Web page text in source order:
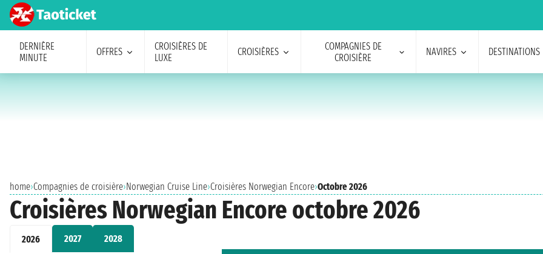
DERNIÈRE
MINUTE
OFFRES
CROISIÈRES DE
LUXE
CROISIÈRES
COMPAGNIES DE
CROISIÈRE
NAVIRES DESTINATIONS
home›Compagnies de croisière›Norwegian Cruise Line›Croisières Norwegian Encore›Octobre 2026
Croisières Norwegian Encore octobre 2026
2026 2027 2028